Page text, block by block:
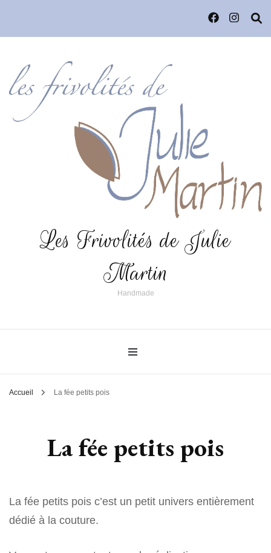
Les Frivolités de Julie
Martin
Handmade
Accueil La fée petits pois
La fée petits pois
La fée petits pois c’est un petit univers entièrement
dédié à la couture.